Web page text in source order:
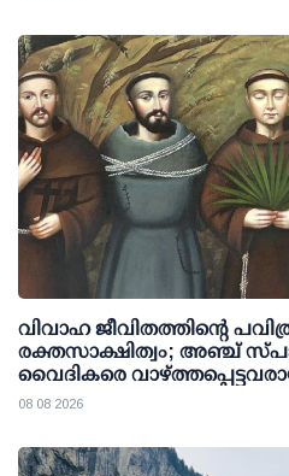
വിവാഹ ജീവിതത്തിന്റെ
രക്തസാക്ഷിത്വം; അഞ്ച്
വൈദികരെ
08 08 2026